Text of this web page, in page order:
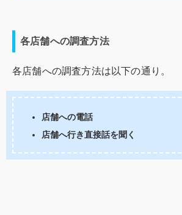
各店舗への調査方法
各店舗への調査方法は以下の通り。
店舗への電話
店舗へ行き直接話を聞く